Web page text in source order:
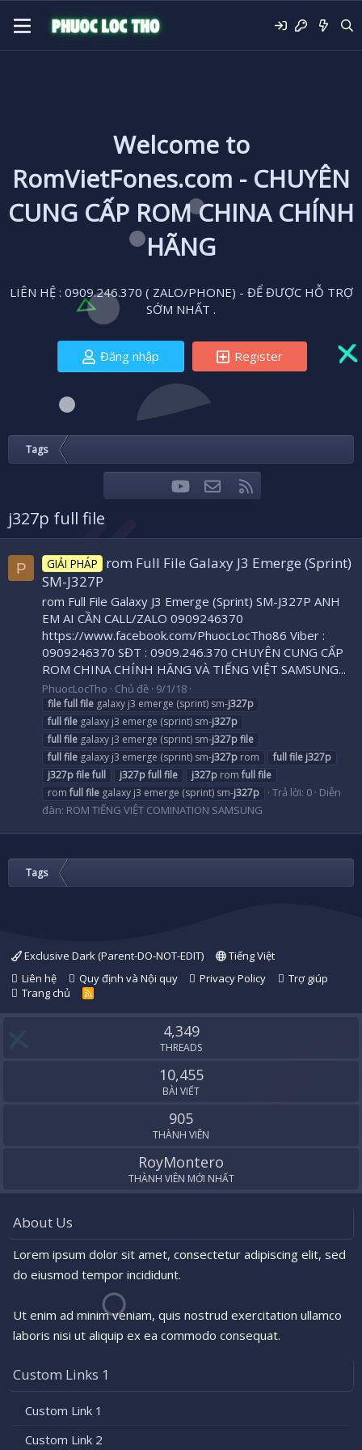
Welcome to
RomVietFones.com - CHUYÊN
CUNG CẤP ROM CHINA CHÍNH
HÃNG
LIÊN HỆ : 0909.246.370 ( ZALO/PHONE) - ĐỂ ĐƯỢC HỖ TRỢ
SỚM NHẤT .
Đăng nhập Register
Tags
FacebookTwitteryoutubeLiên hệ
j327p full file
P GIẢI PHÁP
rom Full File Galaxy J3 Emerge (Sprint)
SM-J327P
rom Full File Galaxy J3 Emerge (Sprint) SM-J327P ANH
EM AI CẦN CALL/ZALO 0909246370
https://www.facebook.com/PhuocLocTho86 Viber :
0909246370 SĐT : 0909.246.370 CHUYÊN CUNG CẤP
ROM CHINA CHÍNH HÃNG VÀ TIẾNG VIỆT SAMSUNG...
PhuocLocTho Chủ đề 9/1/18
filefullfile galaxy j3 emerge (sprint) sm-j327p
fullfile galaxy j3 emerge (sprint) sm-j327p
fullfile galaxy j3 emerge (sprint) sm-j327pfile
fullfile galaxy j3 emerge (sprint) sm-j327p rom fullfile j327p
j327pfilefull j327pfullfile j327p romfullfile
romfullfile galaxy j3 emerge (sprint) sm-j327p Trả lời: 0 Diễn
đàn: ROM TIẾNG VIỆT COMINATION SAMSUNG
Tags
Exclusive Dark (Parent-DO-NOT-EDIT)
Tiếng Việt
Liên hệ
Quy định và Nội quy Privacy Policy
Trợ giúp
Trang chủ
R
S
4,349
THREADS
10,455
BÀI VIẾT
905
THÀNH VIÊN
RoyMontero
THÀNH VIÊN MỚI NHẤT
About Us
Lorem ipsum dolor sit amet, consectetur adipiscing elit, sed
do eiusmod tempor incididunt.
Ut enim ad minim veniam, quis nostrud exercitation ullamco
laboris nisi ut aliquip ex ea commodo consequat.
Custom Links 1
Custom Link 1
Custom Link 2